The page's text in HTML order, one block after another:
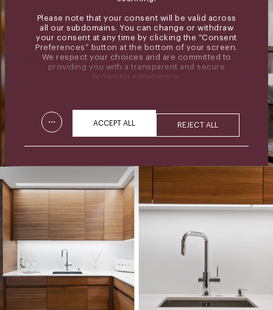
Please note that your consent will be valid across
all our subdomains. You can change or withdraw
your consent at any time by clicking the “Consent
Preferences” button at the bottom of your screen.
We respect your choices and are committed to
providing you with a transparent and secure
browsing experience.
... ACCEPT ALL REJECT ALL